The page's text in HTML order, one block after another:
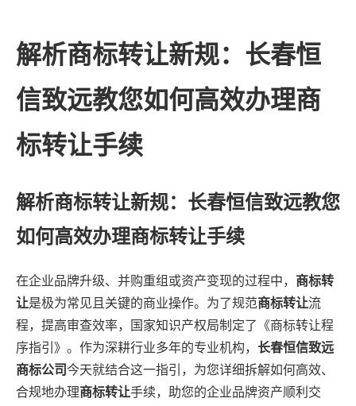
解析商标转让新规：长春恒
信致远教您如何高效办理商
标转让手续
解析商标转让新规：长春恒信致远教您
如何高效办理商标转让手续
在企业品牌升级、并购重组或资产变现的过程中， 商标转
让是极为常见且关键的商业操作。为了规范商标转让流
程，提高审查效率，国家知识产权局制定了《商标转让程
序指引》。作为深耕行业多年的专业机构， 长春恒信致远
商标公司今天就结合这一指引，为您详细拆解如何高效、
合规地办理商标转让手续，助您的企业品牌资产顺利交